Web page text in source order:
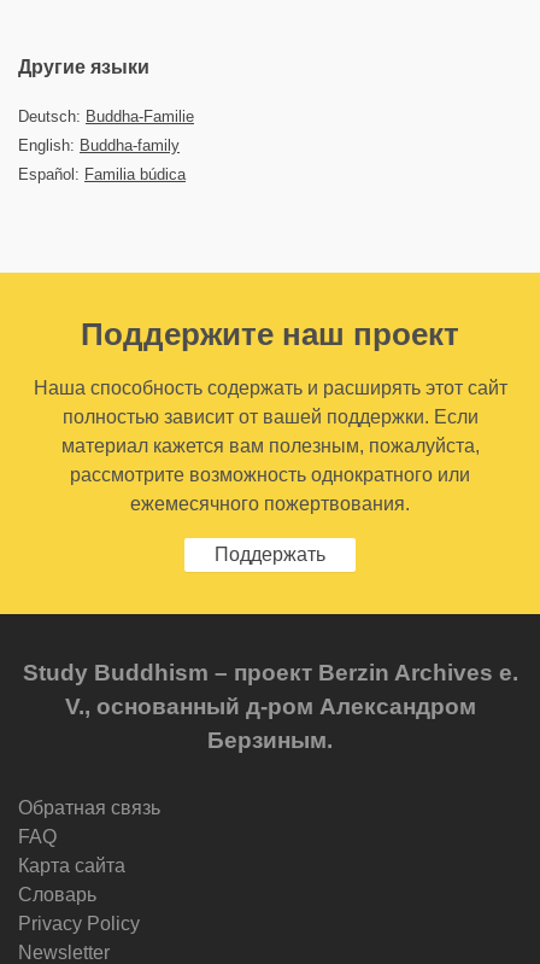
Другие языки
Deutsch: Buddha-Familie
English: Buddha-family
Español: Familia búdica
Поддержите наш проект
Наша способность содержать и расширять этот сайт
полностью зависит от вашей поддержки. Если
материал кажется вам полезным, пожалуйста,
рассмотрите возможность однократного или
ежемесячного пожертвования.
Поддержать
Study Buddhism – проект Berzin Archives e.
V., основанный д-ром Александром
Берзиным.
Обратная связь
FAQ
Карта сайта
Словарь
Privacy Policy
Newsletter